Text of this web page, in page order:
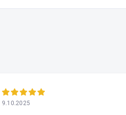
9.10.2025